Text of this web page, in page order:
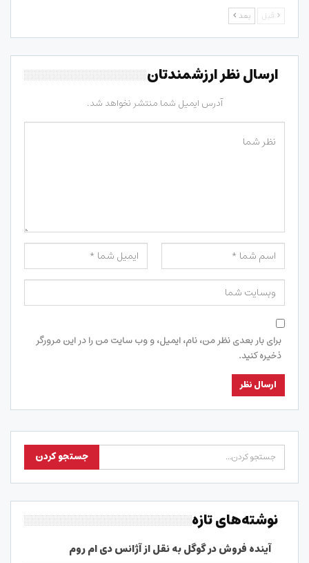
قبل بعد
ارسال نظر ارزشمندتان
آدرس ایمیل شما منتشر نخواهد شد.
برای بار بعدی نظر من، نام، ایمیل، و وب سایت من را در این مرورگر
ذخیره کنید.
نوشته‌های تازه
آینده فروش در گوگل به نقل از آژانس دی ام روم